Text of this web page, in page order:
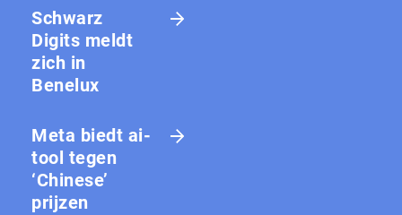
Schwarz
Digits meldt
zich in
Benelux
Meta biedt ai-
tool tegen
‘Chinese’
prijzen